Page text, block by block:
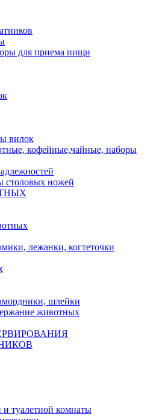
для приема пищи
вилок
кофейные,чайные, наборы
столовых ножей
лежанки, когтеточки
шлейки
животных
и туалетной комнаты